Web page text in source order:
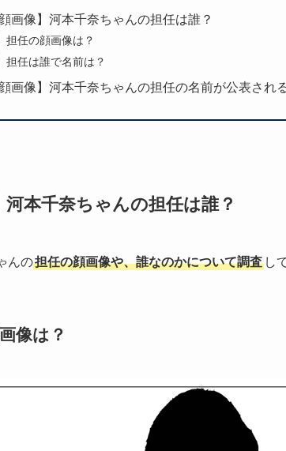
顔画像】河本千奈ちゃんの担任は誰？
担任の顔画像は？
担任は誰で名前は？
顔画像】河本千奈ちゃんの担任の名前が公表され
河本千奈ちゃんの担任は誰？
んの担任の顔画像や、誰なのかについて調査 し
像は？